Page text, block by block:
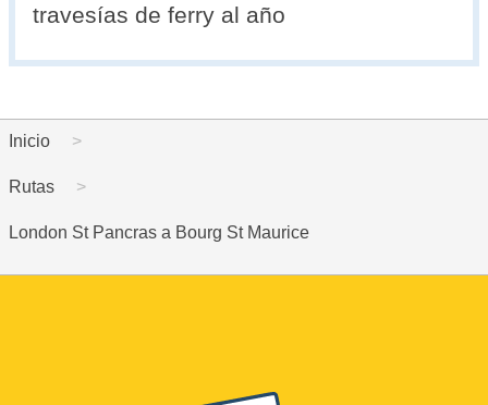
travesías de ferry al año
Inicio
Rutas
London St Pancras a Bourg St Maurice